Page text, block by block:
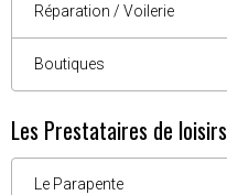
Réparation / Voilerie
Boutiques
Les Prestataires de loisirs
Le Parapente